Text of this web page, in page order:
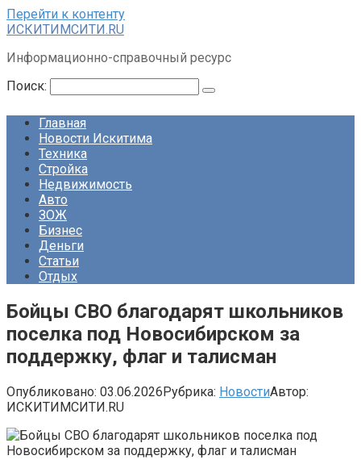
Перейти к контенту
ИСКИТИМСИТИ.RU
Информационно-справочный ресурс
Поиск:
Главная
Новости Искитима
Техника
Стройка
Недвижимость
Авто
ЗОЖ
Бизнес
Деньги
Статьи
Отдых
Бойцы СВО благодарят школьников
поселка под Новосибирском за
поддержку, флаг и талисман
Опубликовано: 03.06.2026Рубрика: НовостиАвтор:
ИСКИТИМСИТИ.RU